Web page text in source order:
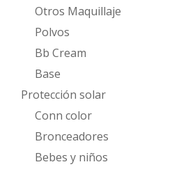
Otros Maquillaje
Polvos
Bb Cream
Base
Protección solar
Conn color
Bronceadores
Bebes y niños